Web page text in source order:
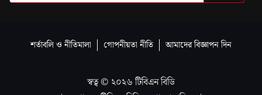
শর্তাবলি ও নীতিমালা গোপনীয়তা নীতি আমাদের বিজ্ঞাপন দিন
স্বত্ব © ২০২৬ টিবিএন বিডি